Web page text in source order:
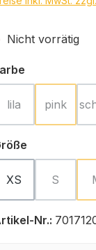
Nicht vorrätig
auswählen
lila
(Diese Option ist
pink
(Diese
auswählen
XS S
(Diese
Nr.: